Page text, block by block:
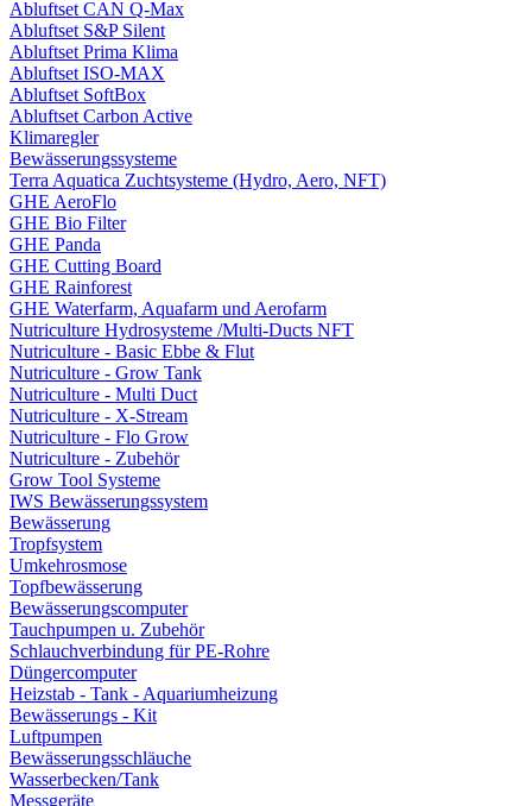
Abluftset CAN Q-Max
Abluftset S&P Silent
Abluftset Prima Klima
Abluftset ISO-MAX
Abluftset SoftBox
Abluftset Carbon Active
Klimaregler
Bewässerungssysteme
Terra Aquatica Zuchtsysteme (Hydro, Aero, NFT)
GHE AeroFlo
GHE Bio Filter
GHE Panda
GHE Cutting Board
GHE Rainforest
GHE Waterfarm, Aquafarm und Aerofarm
Nutriculture Hydrosysteme /Multi-Ducts NFT
Nutriculture - Basic Ebbe & Flut
Nutriculture - Grow Tank
Nutriculture - Multi Duct
Nutriculture - X-Stream
Nutriculture - Flo Grow
Nutriculture - Zubehör
Grow Tool Systeme
IWS Bewässerungssystem
Bewässerung
Tropfsystem
Umkehrosmose
Topfbewässerung
Bewässerungscomputer
Tauchpumpen u. Zubehör
Schlauchverbindung für PE-Rohre
Düngercomputer
Heizstab - Tank - Aquariumheizung
Bewässerungs - Kit
Luftpumpen
Bewässerungsschläuche
Wasserbecken/Tank
Messgeräte